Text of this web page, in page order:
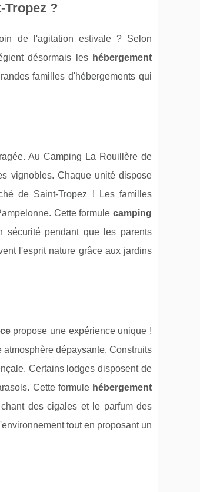
?
de l'agitation estivale ? Selon
désormais les hébergement
familles d'hébergements qui
Au Camping La Rouillère de
vignobles. Chaque unité dispose
de Saint-Tropez ! Les familles
Cette formule camping
sécurité pendant que les parents
l'esprit nature grâce aux jardins
propose une expérience unique !
dépaysante. Construits
Certains lodges disposent de
Cette formule hébergement
des cigales et le parfum des
tout en proposant un